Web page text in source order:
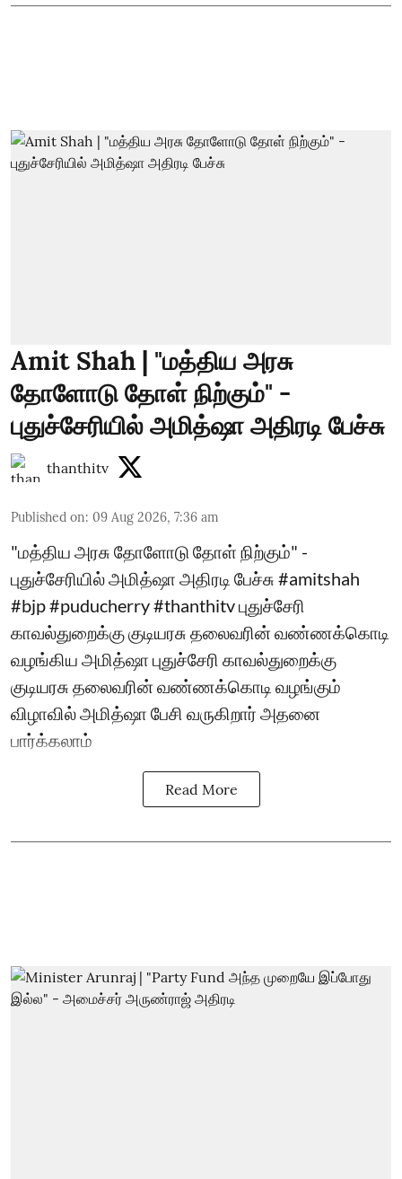
Amit Shah | "மத்திய அரசு
தோளோடு தோள் நிற்கும்" -
புதுச்சேரியில் அமித்ஷா அதிரடி பேச்சு
thanthitv
Published on: 09 Aug 2026, 7:36 am
"மத்திய அரசு தோளோடு தோள் நிற்கும்" -
புதுச்சேரியில் அமித்ஷா அதிரடி பேச்சு #amitshah
#bjp #puducherry #thanthitv புதுச்சேரி
காவல்துறைக்கு குடியரசு தலைவரின் வண்ணக்கொடி
வழங்கிய அமித்ஷா புதுச்சேரி காவல்துறைக்கு
குடியரசு தலைவரின் வண்ணக்கொடி வழங்கும்
விழாவில் அமித்ஷா பேசி வருகிறார் அதனை
பார்க்கலாம்
Read More